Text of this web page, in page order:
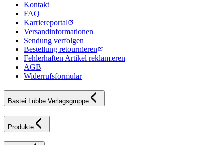
Kontakt
FAQ
Karriereportal
Versandinformationen
Sendung verfolgen
Bestellung retournieren
Fehlerhaften Artikel reklamieren
AGB
Widerrufsformular
Bastei Lübbe Verlagsgruppe
Produkte